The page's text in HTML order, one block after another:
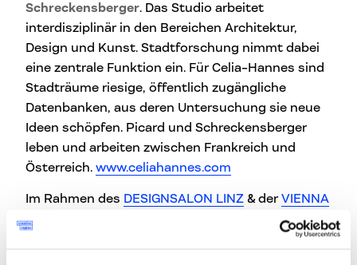
Schreckensberger. Das Studio arbeitet
interdisziplinär in den Bereichen Architektur,
Design und Kunst. Stadtforschung nimmt dabei
eine zentrale Funktion ein. Für Celia-Hannes sind
Stadträume riesige, öffentlich zugängliche
Datenbanken, aus deren Untersuchung sie neue
Ideen schöpfen. Picard und Schreckensberger
leben und arbeiten zwischen Frankreich und
Österreich. www.celiahannes.com
Im Rahmen des DESIGNSALON LINZ & derVIENNA
DESIGN WEEK 2014
habt Ihr die Möglichkeit die